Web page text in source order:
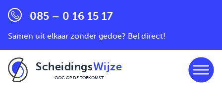
085 – 0 16 15 17
Samen uit elkaar zonder gedoe? Bel direct!
ScheidingsWijze
OOG OP DE TOEKOMST